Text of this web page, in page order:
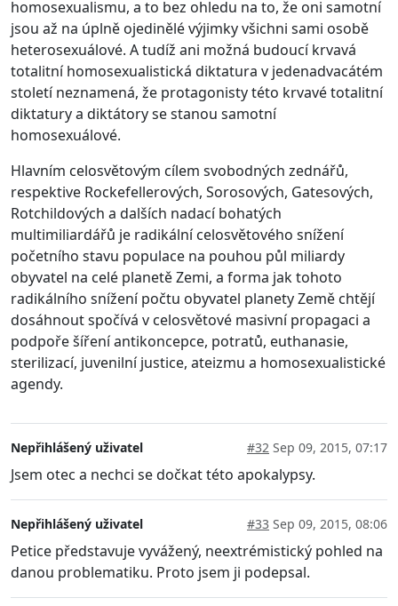
homosexualismu, a to bez ohledu na to, že oni samotní
jsou až na úplně ojedinělé výjimky všichni sami osobě
heterosexuálové. A tudíž ani možná budoucí krvavá
totalitní homosexualistická diktatura v jedenadvacátém
století neznamená, že protagonisty této krvavé totalitní
diktatury a diktátory se stanou samotní
homosexuálové.
Hlavním celosvětovým cílem svobodných zednářů,
respektive Rockefellerových, Sorosových, Gatesových,
Rotchildových a dalších nadací bohatých
multimiliardářů je radikální celosvětového snížení
početního stavu populace na pouhou půl miliardy
obyvatel na celé planetě Zemi, a forma jak tohoto
radikálního snížení počtu obyvatel planety Země chtějí
dosáhnout spočívá v celosvětové masivní propagaci a
podpoře šíření antikoncepce, potratů, euthanasie,
sterilizací, juvenilní justice, ateizmu a homosexualistické
agendy.
Nepřihlášený uživatel #32 Sep 09, 2015, 07:17
Jsem otec a nechci se dočkat této apokalypsy.
Nepřihlášený uživatel #33 Sep 09, 2015, 08:06
Petice představuje vyvážený, neextrémistický pohled na
danou problematiku. Proto jsem ji podepsal.